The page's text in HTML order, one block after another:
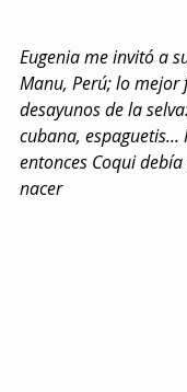
Eugenia me invitó a
Manu, Perú; lo mejor
desayunos de la
cubana, espaguetis...
entonces Coqui
nacer